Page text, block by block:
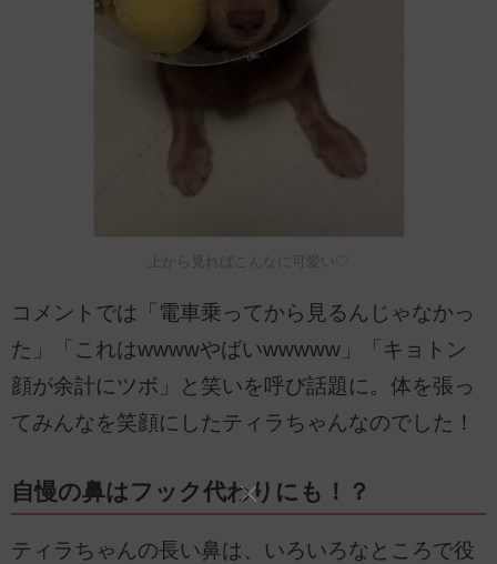
上から見ればこんなに可愛い♡
コメントでは「電車乗ってから見るんじゃなかっ
た」「これはwwwwやばいwwwww」「キョトン
顔が余計にツボ」と笑いを呼び話題に。体を張っ
てみんなを笑顔にしたティラちゃんなのでした！
自慢の鼻はフック代わりにも！？
ティラちゃんの長い鼻は、いろいろなところで役